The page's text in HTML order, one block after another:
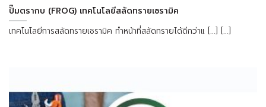
ปั๊มตรากบ (FROG) เทคโนโลยีสลัดทรายเซรามิค
เทคโนโลยีการสลัดทรายเซรามิค ทำหน้าที่สลัดทรายได้ดีกว่าแ [...] [...]